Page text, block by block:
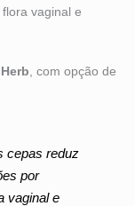
vaginal e
, com opção de
cepas reduz
por
vaginal e